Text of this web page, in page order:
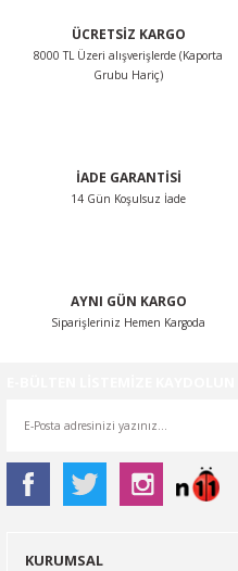
ÜCRETSİZ KARGO
8000 TL Üzeri alışverişlerde (Kaporta
Grubu Hariç)
İADE GARANTİSİ
14 Gün Koşulsuz İade
AYNI GÜN KARGO
Siparişleriniz Hemen Kargoda
KURUMSAL